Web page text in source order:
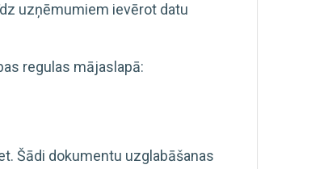
uzņēmumiem ievērot datu
regulas mājaslapā:
Šādi dokumentu uzglabāšanas